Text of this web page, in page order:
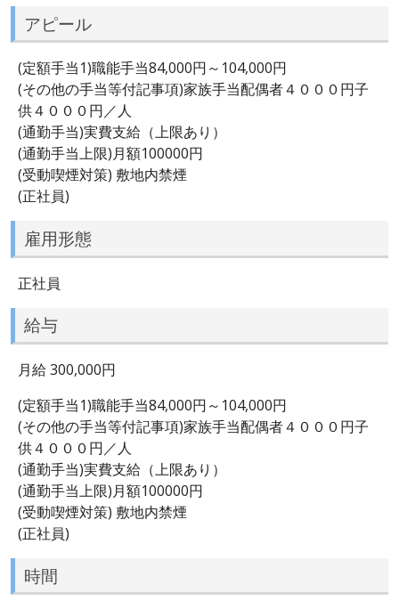
アピール
(定額手当1)職能手当84,000円～104,000円
(その他の手当等付記事項)家族手当配偶者４０００円子
供４０００円／人
(通勤手当)実費支給（上限あり）
(通勤手当上限)月額100000円
(受動喫煙対策) 敷地内禁煙
(正社員)
雇用形態
正社員
給与
月給 300,000円
(定額手当1)職能手当84,000円～104,000円
(その他の手当等付記事項)家族手当配偶者４０００円子
供４０００円／人
(通勤手当)実費支給（上限あり）
(通勤手当上限)月額100000円
(受動喫煙対策) 敷地内禁煙
(正社員)
時間